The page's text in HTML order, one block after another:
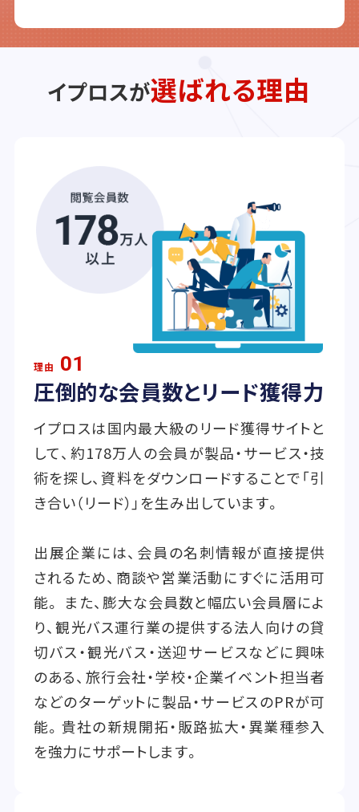
イプロスが選ばれる理由
理由 01
圧倒的な会員数とリード獲得力
イプロスは国内最大級のリード獲得サイトと
して、約178万人の会員が製品・サービス・技
術を探し、資料をダウンロードすることで「引
き合い（リード）」を生み出しています。
出展企業には、会員の名刺情報が直接提供
されるため、商談や営業活動にすぐに活用可
能。 また、膨大な会員数と幅広い会員層によ
り、観光バス運行業の提供する法人向けの貸
切バス・観光バス・送迎サービスなどに興味
のある、旅行会社・学校・企業イベント担当者
などのターゲットに製品・サービスのPRが可
能。貴社の新規開拓・販路拡大・異業種参入
を強力にサポートします。